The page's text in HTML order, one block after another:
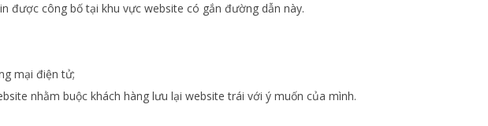
được công bố tại khu vực website có gắn đường dẫn này.
mại điện tử;
nhằm buộc khách hàng lưu lại website trái với ý muốn của mình.